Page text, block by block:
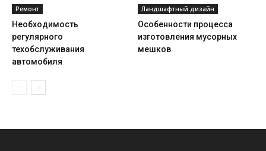
Ремонт
Необходимость
регулярного
техобслуживания
автомобиля
Ландшафтный дизайн
Особенности процесса
изготовления мусорных
мешков